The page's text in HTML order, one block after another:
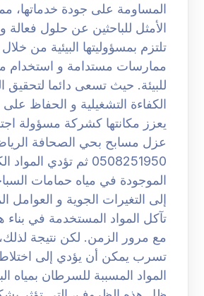
المساومة على جودة خدماتها، مما
الأمثل للباحثين عن حلول فعالة
تلتزم بمسؤوليتها البيئية من خلال
ممارسات مستدامة و استخدام
للبيئة. حيث تسعى دائما لتحقيق
الكفاءة التشغيلية و الحفاظ على
يعزز مكانتها كشركة مسؤولة
عزل مسابح بحي الصحافة
0508251950 ثم تؤدي المواد
الموجودة في مياه حمامات
إلى التغيرات الجوية و العوامل
تآكل المواد المستخدمة في بناء
مع مرور الزمن. لكن نتيجة
تسرب يمكن أن يؤدي إلى
المواد المسببة للسرطان بمياه